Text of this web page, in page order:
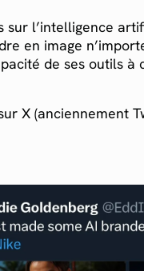
sur l’intelligence
en image
de ses outils à
X (anciennement